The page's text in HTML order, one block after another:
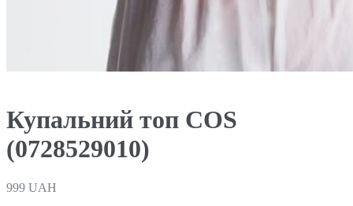
Купальний топ COS
(0728529010)
999 UAH